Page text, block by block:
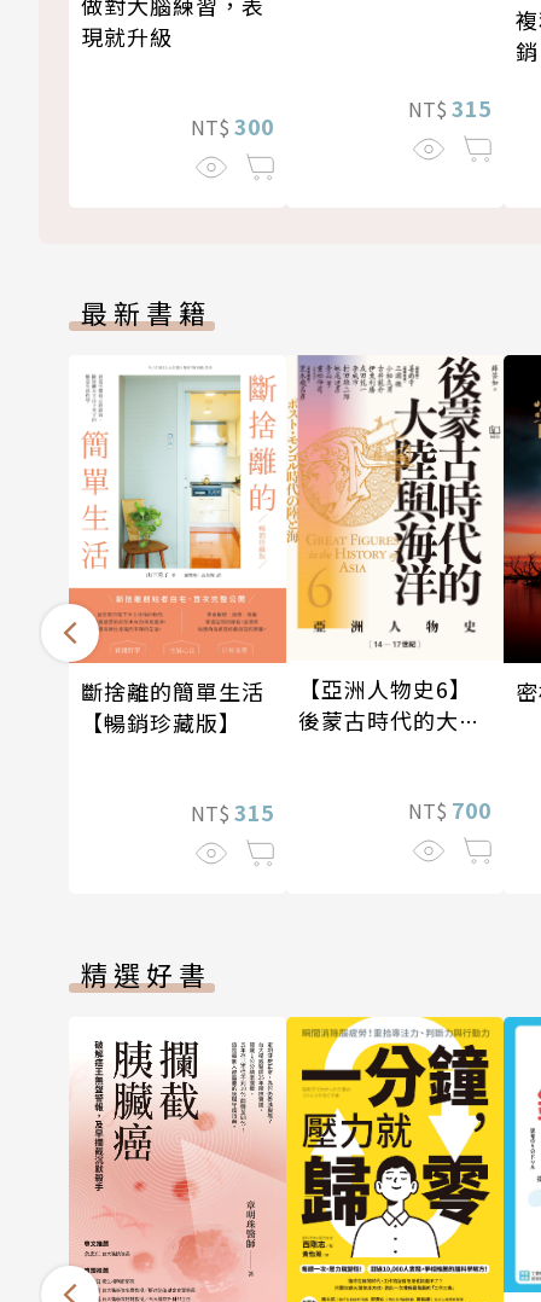
現就升級
NT$ 300
NT$ 315
最新書籍
斷捨離的簡單生活
【暢銷珍藏版】
NT$ 315
【亞洲人物史6】
後蒙古時代的大陸
NT$ 700
精選好書